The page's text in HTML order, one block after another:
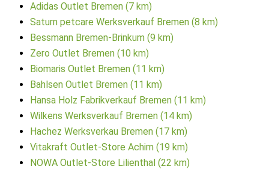
Adidas Outlet Bremen (7 km)
Saturn petcare Werksverkauf Bremen (8 km)
Bessmann Bremen-Brinkum (9 km)
Zero Outlet Bremen (10 km)
Biomaris Outlet Bremen (11 km)
Bahlsen Outlet Bremen (11 km)
Hansa Holz Fabrikverkauf Bremen (11 km)
Wilkens Werksverkauf Bremen (14 km)
Hachez Werksverkau Bremen (17 km)
Vitakraft Outlet-Store Achim (19 km)
NOWA Outlet-Store Lilienthal (22 km)